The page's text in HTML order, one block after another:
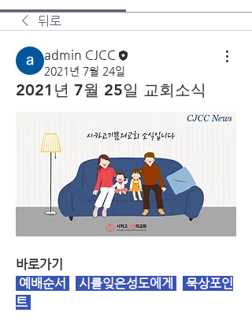
뒤로
admin CJCC
2021년 7월 24일
2021년 7월 25일 교회소식
바로가기
예배순서
시를잊은성도에게
묵상포인
트